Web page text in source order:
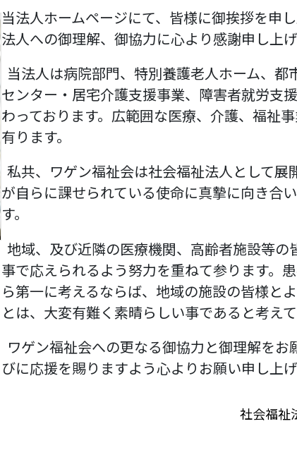
当法人ホームページにて、皆様に御挨拶を申
法人への御理解、御協力に心より感謝申し上げ
当法人は病院部門、特別養護老人ホーム、
センター・居宅介護支援事業、障害者就労支
わっております。広範囲な医療、介護、福祉
有ります。
私共、ワゲン福祉会は社会福祉法人として展
が自らに課せられている使命に真摯に向き合
す。
地域、及び近隣の医療機関、高齢者施設等
事で応えられるよう努力を重ねて参ります。
ら第一に考えるならば、地域の施設の皆様と
とは、大変有難く素晴らしい事であると考えて
ワゲン福祉会への更なる御協力と御理解を
びに応援を賜りますよう心よりお願い申し上げ
社会福祉